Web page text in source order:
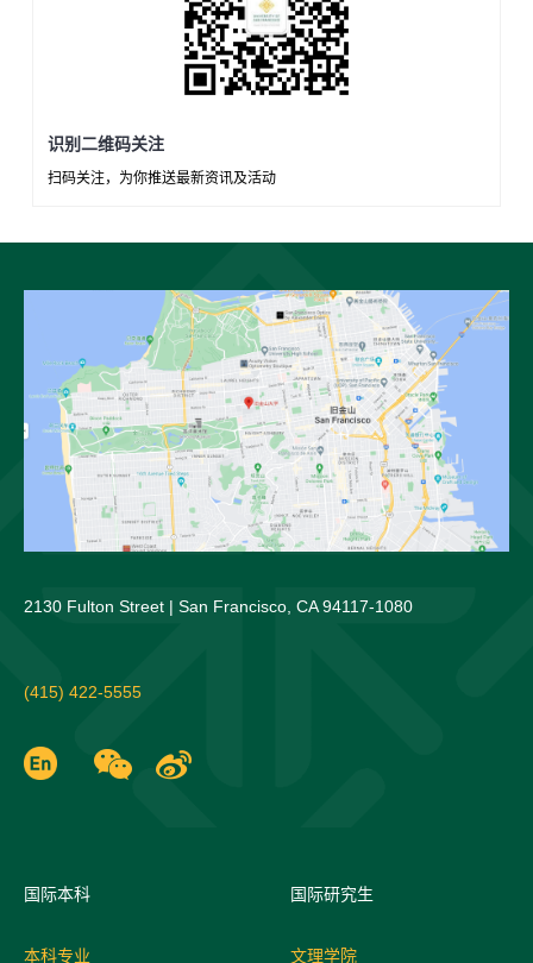
识别二维码关注
扫码关注，为你推送最新资讯及活动
2130 Fulton Street | San Francisco, CA 94117-1080
(415) 422-5555
国际本科
本科专业
国际研究生
文理学院